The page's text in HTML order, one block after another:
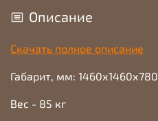
Описание
Скачать полное описание
Габарит, мм: 1460х1460х780
Вес - 85 кг